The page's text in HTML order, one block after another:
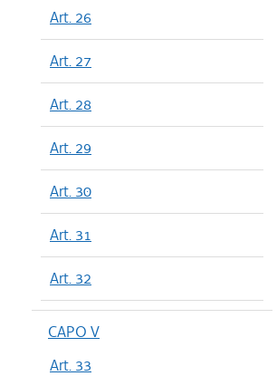
Art. 26
Art. 27
Art. 28
Art. 29
Art. 30
Art. 31
Art. 32
CAPO V
Art. 33